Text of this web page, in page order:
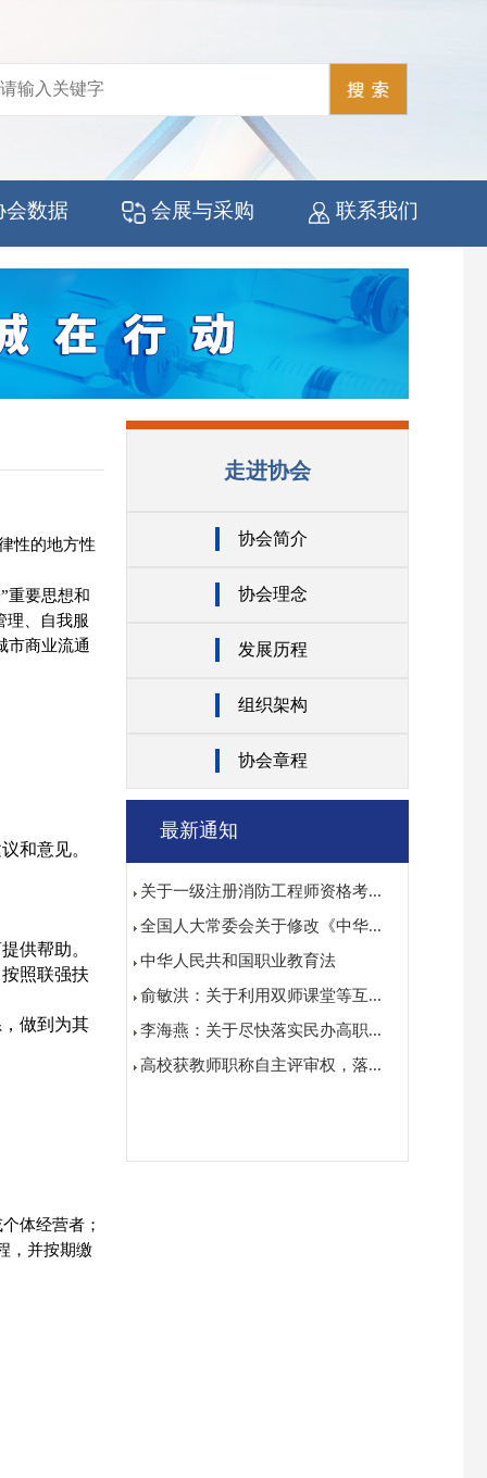
数据 会展与采购 联系我们
性的地方性
重要思想和
理、自我服
市商业流通
和意见。
供帮助。
照联强扶
做到为其
体经营者；
，并按期缴
走进协会
协会简介
协会理念
发展历程
组织架构
协会章程
最新通知
关于一级注册消防工程师资格考...
全国人大常委会关于修改《中华...
中华人民共和国职业教育法
俞敏洪：关于利用双师课堂等互...
李海燕：关于尽快落实民办高职...
高校获教师职称自主评审权，落...